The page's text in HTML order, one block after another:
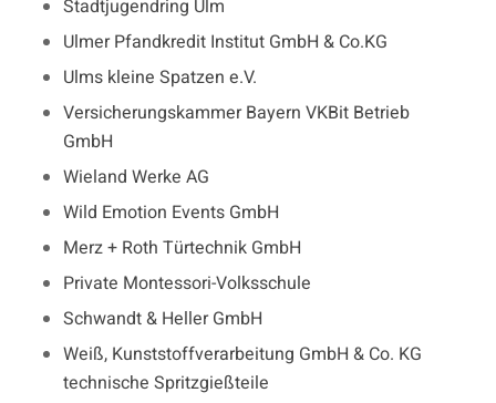
Stadtjugendring Ulm
Ulmer Pfandkredit Institut GmbH & Co.KG
Ulms kleine Spatzen e.V.
Versicherungskammer Bayern VKBit Betrieb
GmbH
Wieland Werke AG
Wild Emotion Events GmbH
Merz + Roth Türtechnik GmbH
Private Montessori-Volksschule
Schwandt & Heller GmbH
Weiß, Kunststoffverarbeitung GmbH & Co. KG
technische Spritzgießteile